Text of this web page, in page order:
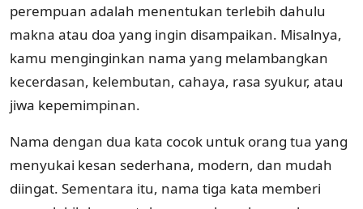
perempuan adalah menentukan terlebih dahulu
makna atau doa yang ingin disampaikan. Misalnya,
kamu menginginkan nama yang melambangkan
kecerdasan, kelembutan, cahaya, rasa syukur, atau
jiwa kepemimpinan.
Nama dengan dua kata cocok untuk orang tua yang
menyukai kesan sederhana, modern, dan mudah
diingat. Sementara itu, nama tiga kata memberi